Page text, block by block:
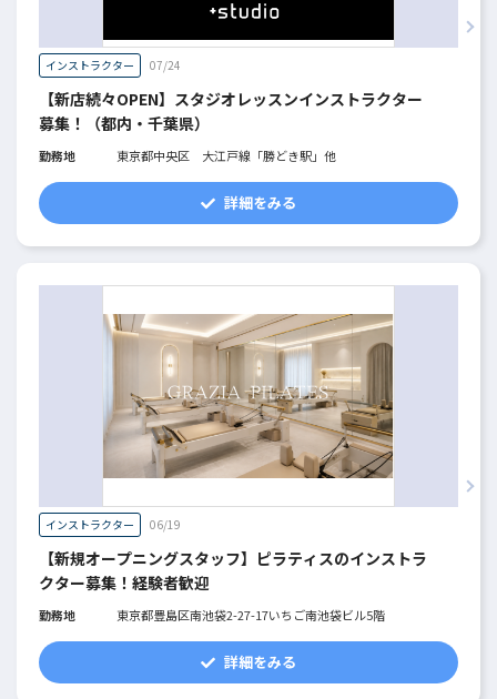
インストラクター 07/24
【新店続々OPEN】スタジオレッスンインストラクター
募集！（都内・千葉県）
勤務地 東京都中央区 大江戸線「勝どき駅」他
詳細をみる
インストラクター 06/19
【新規オープニングスタッフ】ピラティスのインストラ
クター募集！経験者歓迎
勤務地 東京都豊島区南池袋2-27-17いちご南池袋ビル5階
詳細をみる